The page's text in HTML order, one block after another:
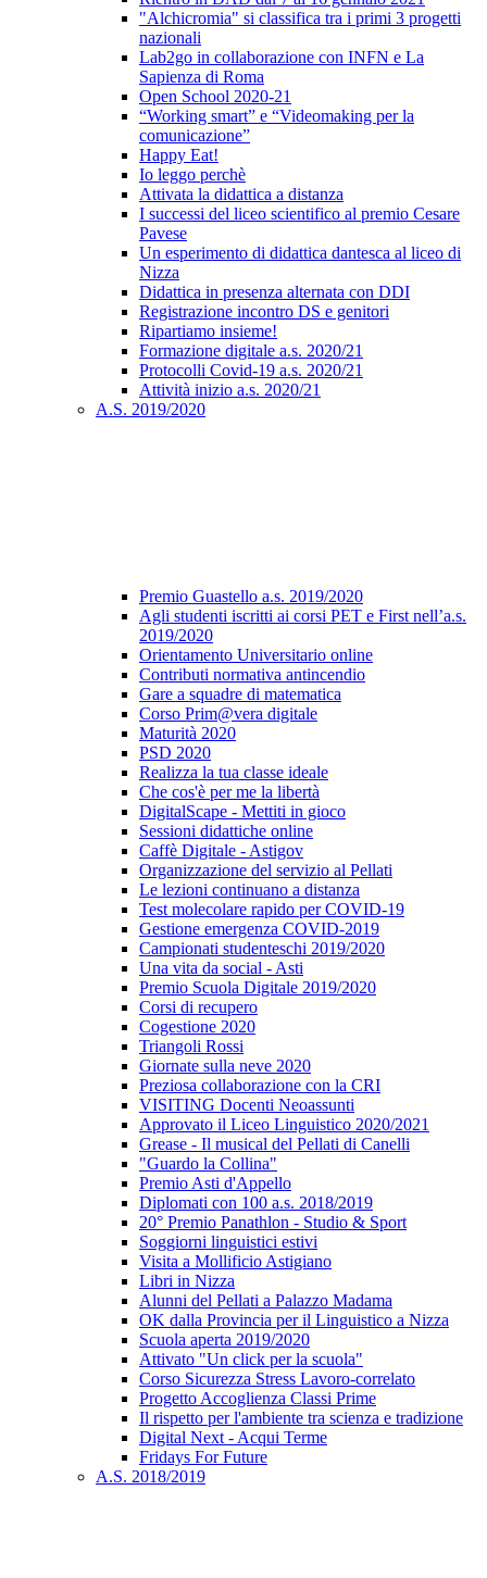
"Alchicromia" si classifica tra i primi 3 progetti
nazionali
Lab2go in collaborazione con INFN e La
Sapienza di Roma
Open School 2020-21
“Working smart” e “Videomaking per la
comunicazione”
Happy Eat!
Io leggo perchè
Attivata la didattica a distanza
I successi del liceo scientifico al premio Cesare
Pavese
Un esperimento di didattica dantesca al liceo di
Nizza
Didattica in presenza alternata con DDI
Registrazione incontro DS e genitori
Ripartiamo insieme!
Formazione digitale a.s. 2020/21
Protocolli Covid-19 a.s. 2020/21
Attività inizio a.s. 2020/21
A.S. 2019/2020
Premio Guastello a.s. 2019/2020
Agli studenti iscritti ai corsi PET e First nell’a.s.
2019/2020
Orientamento Universitario online
Contributi normativa antincendio
Gare a squadre di matematica
Corso Prim@vera digitale
Maturità 2020
PSD 2020
Realizza la tua classe ideale
Che cos'è per me la libertà
DigitalScape - Mettiti in gioco
Sessioni didattiche online
Caffè Digitale - Astigov
Organizzazione del servizio al Pellati
Le lezioni continuano a distanza
Test molecolare rapido per COVID-19
Gestione emergenza COVID-2019
Campionati studenteschi 2019/2020
Una vita da social - Asti
Premio Scuola Digitale 2019/2020
Corsi di recupero
Cogestione 2020
Triangoli Rossi
Giornate sulla neve 2020
Preziosa collaborazione con la CRI
VISITING Docenti Neoassunti
Approvato il Liceo Linguistico 2020/2021
Grease - Il musical del Pellati di Canelli
"Guardo la Collina"
Premio Asti d'Appello
Diplomati con 100 a.s. 2018/2019
20° Premio Panathlon - Studio & Sport
Soggiorni linguistici estivi
Visita a Mollificio Astigiano
Libri in Nizza
Alunni del Pellati a Palazzo Madama
OK dalla Provincia per il Linguistico a Nizza
Scuola aperta 2019/2020
Attivato "Un click per la scuola"
Corso Sicurezza Stress Lavoro-correlato
Progetto Accoglienza Classi Prime
Il rispetto per l'ambiente tra scienza e tradizione
Digital Next - Acqui Terme
Fridays For Future
A.S. 2018/2019